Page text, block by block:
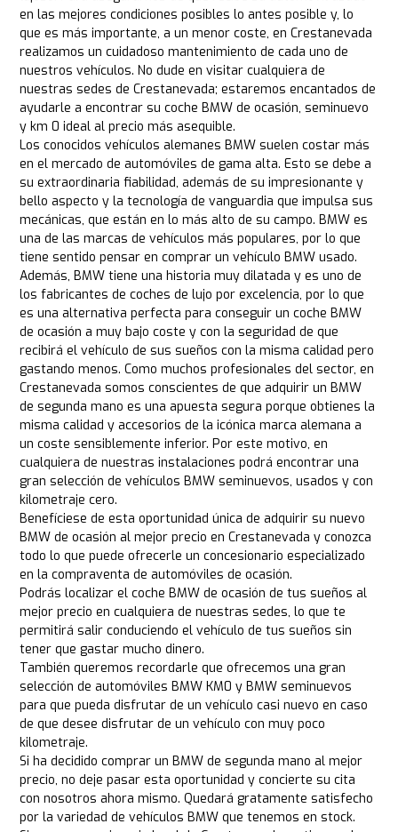
en las mejores condiciones posibles lo antes posible y, lo
que es más importante, a un menor coste, en Crestanevada
realizamos un cuidadoso mantenimiento de cada uno de
nuestros vehículos. No dude en visitar cualquiera de
nuestras sedes de Crestanevada; estaremos encantados de
ayudarle a encontrar su coche BMW de ocasión, seminuevo
y km 0 ideal al precio más asequible.
Los conocidos vehículos alemanes BMW suelen costar más
en el mercado de automóviles de gama alta. Esto se debe a
su extraordinaria fiabilidad, además de su impresionante y
bello aspecto y la tecnología de vanguardia que impulsa sus
mecánicas, que están en lo más alto de su campo. BMW es
una de las marcas de vehículos más populares, por lo que
tiene sentido pensar en comprar un vehículo BMW usado.
Además, BMW tiene una historia muy dilatada y es uno de
los fabricantes de coches de lujo por excelencia, por lo que
es una alternativa perfecta para conseguir un coche BMW
de ocasión a muy bajo coste y con la seguridad de que
recibirá el vehículo de sus sueños con la misma calidad pero
gastando menos. Como muchos profesionales del sector, en
Crestanevada somos conscientes de que adquirir un BMW
de segunda mano es una apuesta segura porque obtienes la
misma calidad y accesorios de la icónica marca alemana a
un coste sensiblemente inferior. Por este motivo, en
cualquiera de nuestras instalaciones podrá encontrar una
gran selección de vehículos BMW seminuevos, usados y con
kilometraje cero.
Benefíciese de esta oportunidad única de adquirir su nuevo
BMW de ocasión al mejor precio en Crestanevada y conozca
todo lo que puede ofrecerle un concesionario especializado
en la compraventa de automóviles de ocasión.
Podrás localizar el coche BMW de ocasión de tus sueños al
mejor precio en cualquiera de nuestras sedes, lo que te
permitirá salir conduciendo el vehículo de tus sueños sin
tener que gastar mucho dinero.
También queremos recordarle que ofrecemos una gran
selección de automóviles BMW KM0 y BMW seminuevos
para que pueda disfrutar de un vehículo casi nuevo en caso
de que desee disfrutar de un vehículo con muy poco
kilometraje.
Si ha decidido comprar un BMW de segunda mano al mejor
precio, no deje pasar esta oportunidad y concierte su cita
con nosotros ahora mismo. Quedará gratamente satisfecho
por la variedad de vehículos BMW que tenemos en stock.